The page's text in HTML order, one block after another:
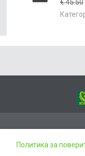
€ 45.50
Политика за